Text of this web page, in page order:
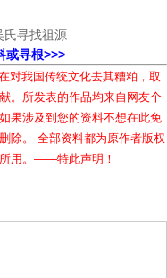
氏寻找祖源
或寻根>>>
对我国传统文化去其糟粕，取
。所发表的作品均来自网友个
果涉及到您的资料不想在此免
除。 全部资料都为原作者版权
用。——特此声明！